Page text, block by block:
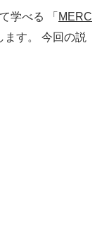
学べる 「 MERC
ます。 今回の説